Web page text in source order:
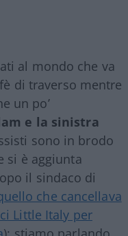
al mondo che va
di traverso mentre
un po’
e la sinistra
sono in brodo
si è aggiunta
il sindaco di
che cancellava
Little Italy per